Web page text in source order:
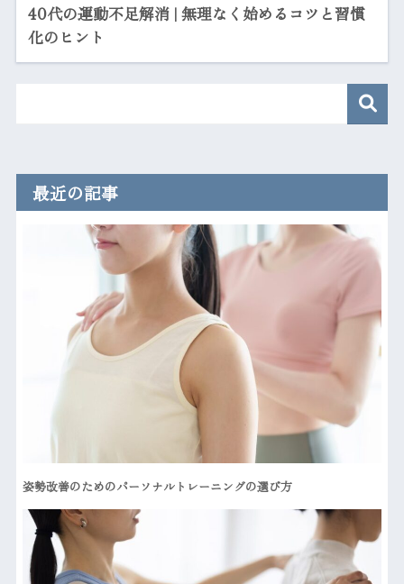
40代の運動不足解消 | 無理なく始めるコツと習慣
化のヒント
最近の記事
姿勢改善のためのパーソナルトレーニングの選び方